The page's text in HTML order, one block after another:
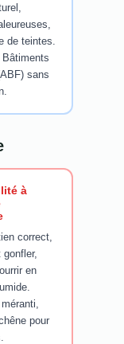
de teintes.
sans
à
correct,
en
pour